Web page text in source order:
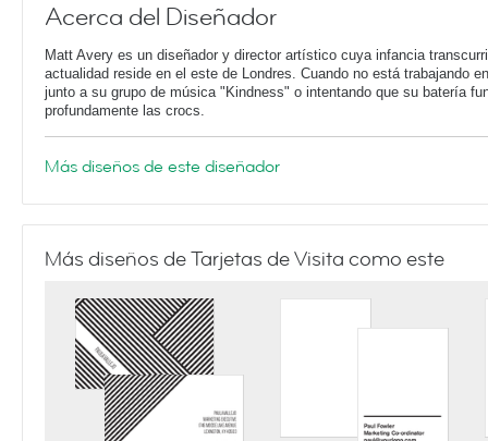
Acerca del Diseñador
Matt Avery es un diseñador y director artístico cuya infancia
actualidad reside en el este de Londres. Cuando no está trabajando
junto a su grupo de música "Kindness" o intentando que su batería
profundamente las crocs.
Más diseños de este diseñador
Más diseños de Tarjetas de Visita como este